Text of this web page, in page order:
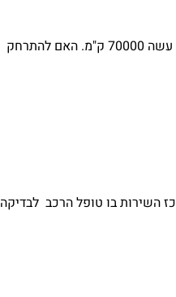
אני מעוניין לקנות I25 יד שנייה 2014 , בבדיקת האוטו ע"י סוכן הרכב, רשום על סעיף מנוע ראש מנוע פורק/ רעש חיצוני. הרכב עשה 70000 ק"מ. האם להתרחק
השירות בו טופל הרכב לבדיקה